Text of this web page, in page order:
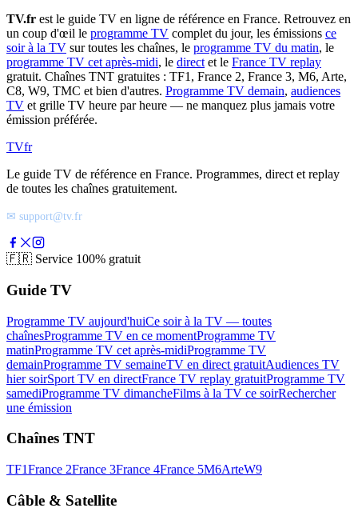
TV.fr est le guide TV en ligne de référence en France. Retrouvez en
un coup d'œil le programme TV complet du jour, les émissions ce
soir à la TV sur toutes les chaînes, le programme TV du matin, le
programme TV cet après-midi, le direct et le France TV replay
gratuit. Chaînes TNT gratuites : TF1, France 2, France 3, M6, Arte,
C8, W9, TMC et bien d'autres. Programme TV demain, audiences
TV et grille TV heure par heure — ne manquez plus jamais votre
émission préférée.
TVfr
Le guide TV de référence en France. Programmes, direct et replay
de toutes les chaînes gratuitement.
✉ support@tv.fr
🇫🇷 Service 100% gratuit
Guide TV
Programme TV aujourd'huiCe soir à la TV — toutes
chaînesProgramme TV en ce momentProgramme TV
matinProgramme TV cet après-midiProgramme TV
demainProgramme TV semaineTV en direct gratuitAudiences TV
hier soirSport TV en directFrance TV replay gratuitProgramme TV
samediProgramme TV dimancheFilms à la TV ce soirRechercher
une émission
Chaînes TNT
TF1France 2France 3France 4France 5M6ArteW9
Câble & Satellite